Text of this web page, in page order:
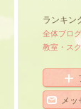
ランキン
全体ブロ
教室・ス
メッ